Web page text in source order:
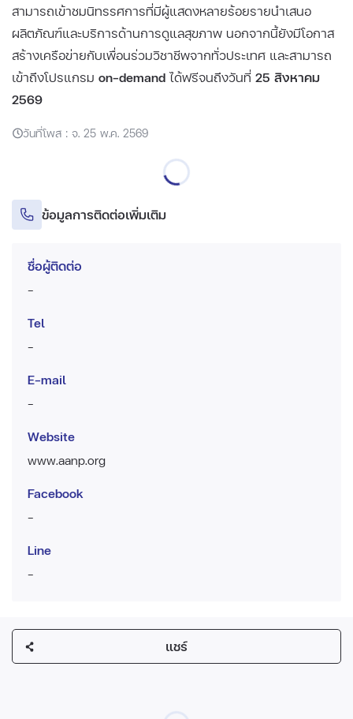
สามารถเข้าชมนิทรรศการที่มีผู้แสดงหลายร้อยรายนำเสนอ
ผลิตภัณฑ์และบริการด้านการดูแลสุขภาพ นอกจากนี้ยังมีโอกาส
สร้างเครือข่ายกับเพื่อนร่วมวิชาชีพจากทั่วประเทศ และสามารถ
เข้าถึงโปรแกรม on-demandได้ฟรีจนถึงวันที่ 25 สิงหาคม
2569
วันที่โพส : จ. 25 พ.ค. 2569
ข้อมูลการติดต่อเพิ่มเติม
ชื่อผู้ติดต่อ
-
Tel
-
E-mail
-
Website
www.aanp.org
Facebook
-
Line
-
แชร์